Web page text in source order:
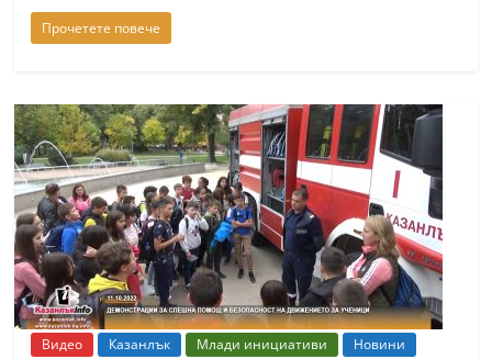
Прочетете повече
Видео Казанлък Млади инициативи Новини